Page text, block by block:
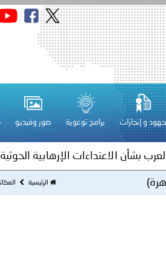
جهود و إنجازات برامج توعوية صور وفيديو
الإمارات ـ 1448/02/22هـ ــ الموافق 2026/08/05 م - شرطة
بشأن الاستهداف الإيراني لسفينة
بشأن الاعتداءات الإرهابية
بمناسبة اختتام المؤتمر العربي
الرئيسية